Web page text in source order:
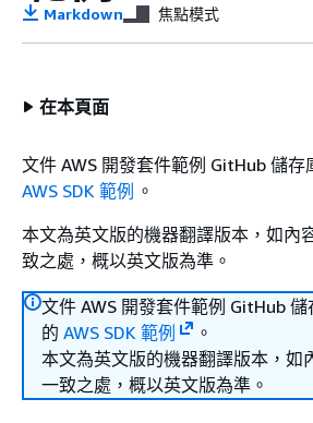
Markdown 焦點模式
在本頁面
文件 AWS 開發套件範例 GitHub 儲存
AWS SDK 範例 。
本文為英文版的機器翻譯版本，如內
致之處，概以英文版為準。
文件 AWS 開發套件範例 GitHub
的 AWS SDK 範例
。
本文為英文版的機器翻譯版本，如
一致之處，概以英文版為準。